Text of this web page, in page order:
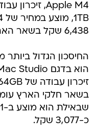
6,438 שקל בשאר הארץ - פער של כ-2,114 שקל.
החיסכון הגדול
כ-3,077 שקל.